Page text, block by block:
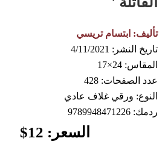
تأليف: ابتسام تريسي
تاريخ النشر: 4/11/2021
المقاس: 24×17
عدد الصفحات: 428
النوع: ورقي غلاف عادي
ردمك: 9789948471226
السعر: 12
$